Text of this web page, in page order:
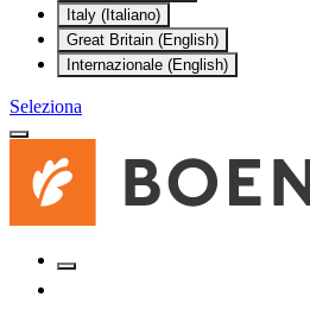
Italy (Italiano)
Great Britain (English)
Internazionale (English)
Seleziona